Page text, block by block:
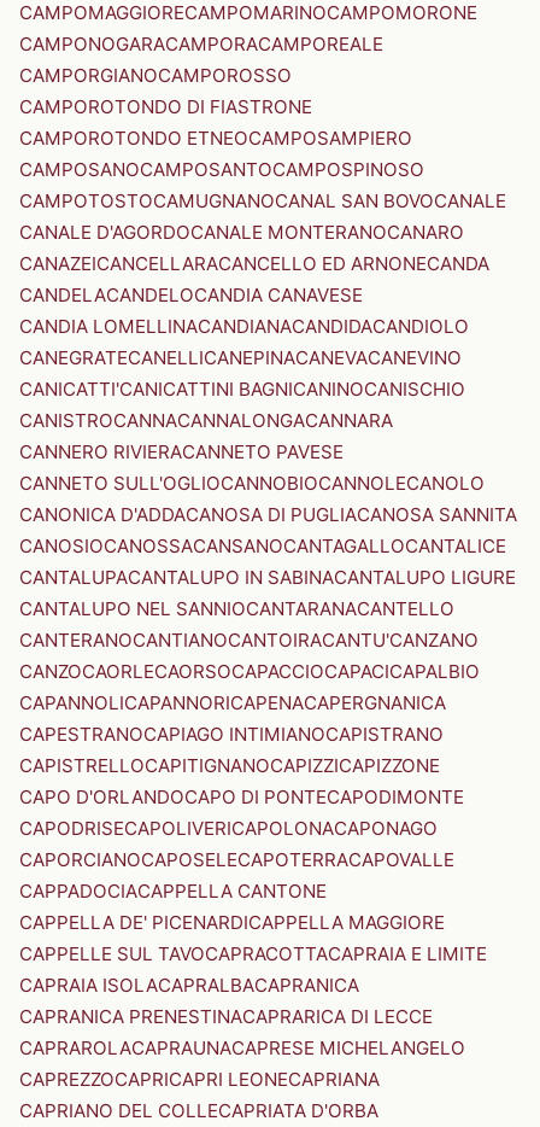
CAMPOMAGGIORECAMPOMARINOCAMPOMORONE
CAMPONOGARACAMPORACAMPOREALE
CAMPORGIANOCAMPOROSSO
CAMPOROTONDO DI FIASTRONE
CAMPOROTONDO ETNEOCAMPOSAMPIERO
CAMPOSANOCAMPOSANTOCAMPOSPINOSO
CAMPOTOSTOCAMUGNANOCANAL SAN BOVOCANALE
CANALE D'AGORDOCANALE MONTERANOCANARO
CANAZEICANCELLARACANCELLO ED ARNONECANDA
CANDELACANDELOCANDIA CANAVESE
CANDIA LOMELLINACANDIANACANDIDACANDIOLO
CANEGRATECANELLICANEPINACANEVACANEVINO
CANICATTI'CANICATTINI BAGNICANINOCANISCHIO
CANISTROCANNACANNALONGACANNARA
CANNERO RIVIERACANNETO PAVESE
CANNETO SULL'OGLIOCANNOBIOCANNOLECANOLO
CANONICA D'ADDACANOSA DI PUGLIACANOSA SANNITA
CANOSIOCANOSSACANSANOCANTAGALLOCANTALICE
CANTALUPACANTALUPO IN SABINACANTALUPO LIGURE
CANTALUPO NEL SANNIOCANTARANACANTELLO
CANTERANOCANTIANOCANTOIRACANTU'CANZANO
CANZOCAORLECAORSOCAPACCIOCAPACICAPALBIO
CAPANNOLICAPANNORICAPENACAPERGNANICA
CAPESTRANOCAPIAGO INTIMIANOCAPISTRANO
CAPISTRELLOCAPITIGNANOCAPIZZICAPIZZONE
CAPO D'ORLANDOCAPO DI PONTECAPODIMONTE
CAPODRISECAPOLIVERICAPOLONACAPONAGO
CAPORCIANOCAPOSELECAPOTERRACAPOVALLE
CAPPADOCIACAPPELLA CANTONE
CAPPELLA DE' PICENARDICAPPELLA MAGGIORE
CAPPELLE SUL TAVOCAPRACOTTACAPRAIA E LIMITE
CAPRAIA ISOLACAPRALBACAPRANICA
CAPRANICA PRENESTINACAPRARICA DI LECCE
CAPRAROLACAPRAUNACAPRESE MICHELANGELO
CAPREZZOCAPRICAPRI LEONECAPRIANA
CAPRIANO DEL COLLECAPRIATA D'ORBA